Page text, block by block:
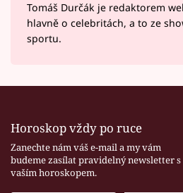
Tomáš Durčák je redaktorem
hlavně o celebritách, a to ze
sportu.
Horoskop vždy po ruce
Zanechte nám váš e-mail a my vám
budeme zasílat pravidelný newsletter s
vaším horoskopem.